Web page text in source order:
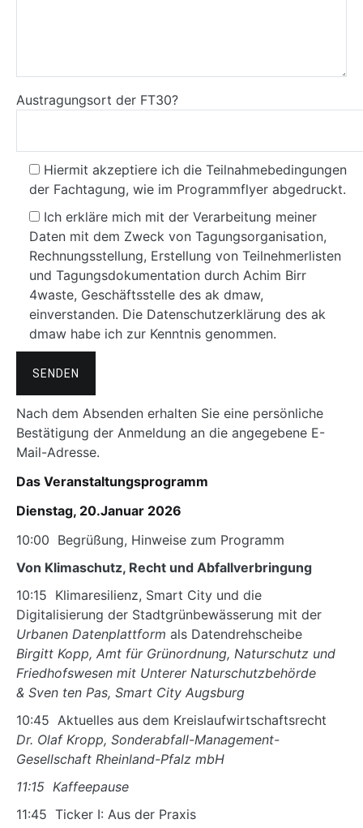
Austragungsort der FT30?
Hiermit akzeptiere ich die Teilnahmebedingungen
der Fachtagung, wie im Programmflyer abgedruckt.
Ich erkläre mich mit der Verarbeitung meiner
Daten mit dem Zweck von Tagungsorganisation,
Rechnungsstellung, Erstellung von Teilnehmerlisten
und Tagungsdokumentation durch Achim Birr
4waste, Geschäftsstelle des ak dmaw,
einverstanden. Die Datenschutzerklärung des ak
dmaw habe ich zur Kenntnis genommen.
Nach dem Absenden erhalten Sie eine persönliche
Bestätigung der Anmeldung an die angegebene E-
Mail-Adresse.
Das Veranstaltungsprogramm
Dienstag, 20.Januar 2026
10:00 Begrüßung, Hinweise zum Programm
Von Klimaschutz, Recht und Abfallverbringung
10:15 Klimaresilienz, Smart City und die
Digitalisierung der Stadtgrünbewässerung mit der
Urbanen Datenplattform als Datendrehscheibe
Birgitt Kopp, Amt für Grünordnung, Naturschutz und
Friedhofswesen mit Unterer Naturschutzbehörde
& Sven ten Pas, Smart City Augsburg
10:45 Aktuelles aus dem Kreislaufwirtschaftsrecht
Dr. Olaf Kropp, Sonderabfall-Management-
Gesellschaft Rheinland-Pfalz mbH
11:15 Kaffeepause
11:45 Ticker I: Aus der Praxis